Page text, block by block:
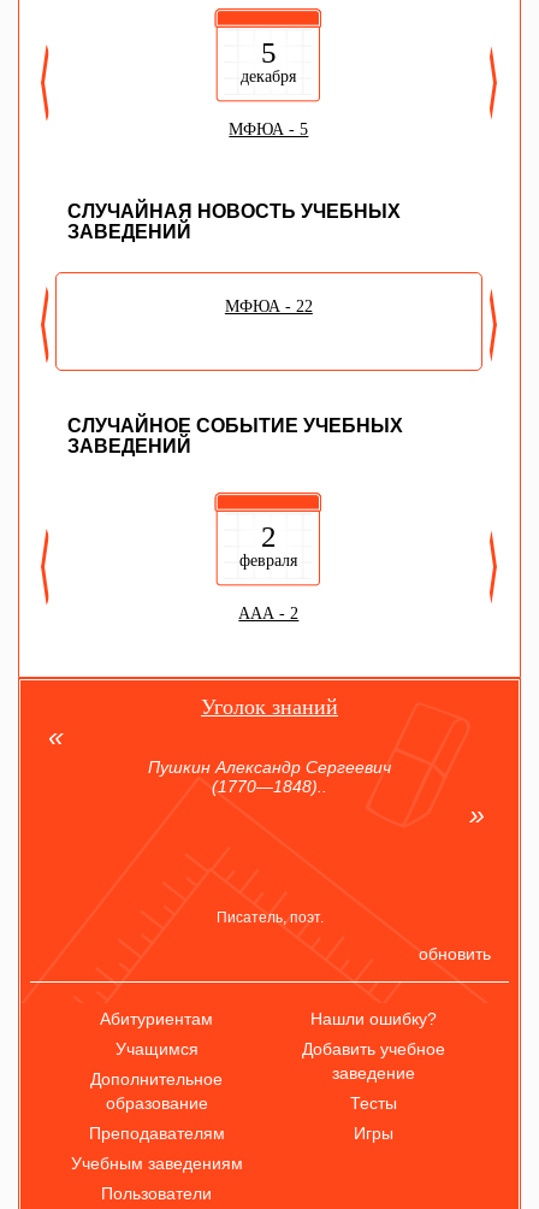
5
декабря
МФЮА - 5
СЛУЧАЙНАЯ НОВОСТЬ УЧЕБНЫХ
ЗАВЕДЕНИЙ
МФЮА - 22
СЛУЧАЙНОЕ СОБЫТИЕ УЧЕБНЫХ
ЗАВЕДЕНИЙ
2
февраля
AAA - 2
Уголок знаний
Пушкин Александр Сергеевич
(1770—1848)..
Писатель, поэт.
обновить
Абитуриентам
Учащимся
Дополнительное
образование
Преподавателям
Учебным заведениям
Пользователи
Нашли ошибку?
Добавить учебное
заведение
Тесты
Игры